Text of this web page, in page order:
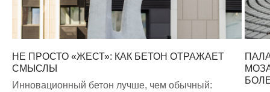
НЕ ПРОСТО «ЖЕСТ»: КАК БЕТОН ОТРАЖАЕТ
СМЫСЛЫ
Инновационный бетон лучше, чем обычный:
krylov@omniton.ru
+7 (495) 774 - 54 - 34
КОМПАНИЯ